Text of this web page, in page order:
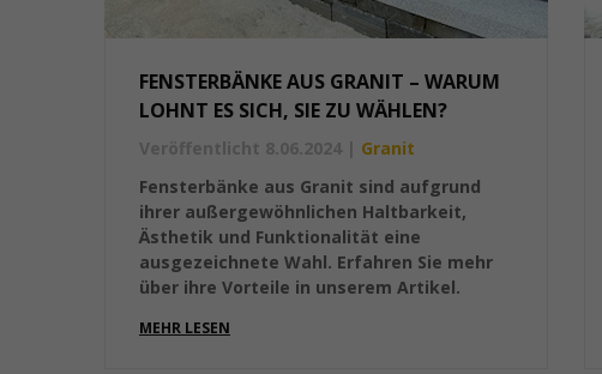
FENSTERBÄNKE AUS GRANIT – WARUM
LOHNT ES SICH, SIE ZU WÄHLEN?
Veröffentlicht 8.06.2024 | Granit
Fensterbänke aus Granit sind aufgrund
ihrer außergewöhnlichen Haltbarkeit,
Ästhetik und Funktionalität eine
ausgezeichnete Wahl. Erfahren Sie mehr
über ihre Vorteile in unserem Artikel.
MEHR LESEN